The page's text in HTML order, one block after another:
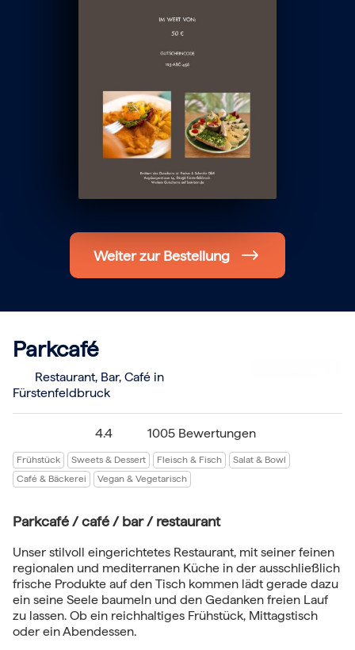
Frohe Weihnachten
Berlin
München
Frankfurt
Köln
Düsseldorf
Stuttgart
Essen
-------
Geschmackvoll und maximal flexibel!
Das ideale Geschenk für alle Anlässe
Weiter zur Bestellung
Parkcafé
Restaurant, Bar, Café in
Fürstenfeldbruck
4.4 1005 Bewertungen
Frühstück Sweets & Dessert Fleisch & Fisch
Salat & Bowl
Café & Bäckerei
Vegan & Vegetarisch
Parkcafé / café / bar / restaurant
Unser stilvoll eingerichtetes Restaurant, mit seiner feinen
regionalen und mediterranen Küche in der ausschließlich
frische Produkte auf den Tisch kommen lädt gerade dazu
ein seine Seele baumeln und den Gedanken freien Lauf
zu lassen. Ob ein reichhaltiges Frühstück, Mittagstisch
oder ein Abendessen.